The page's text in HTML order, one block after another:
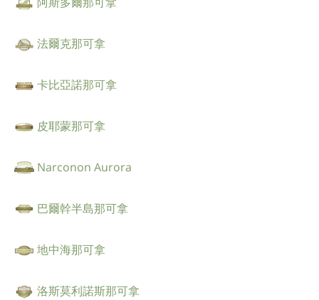
法爾克那可拿
卡比亞諾那可拿
皮耶蒙那可拿
Narconon Aurora
巴爾幹半島那可拿
地中海那可拿
洛斯莫利諾斯那可拿